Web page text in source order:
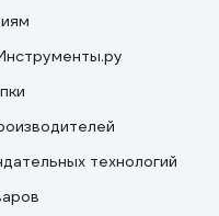
технологий